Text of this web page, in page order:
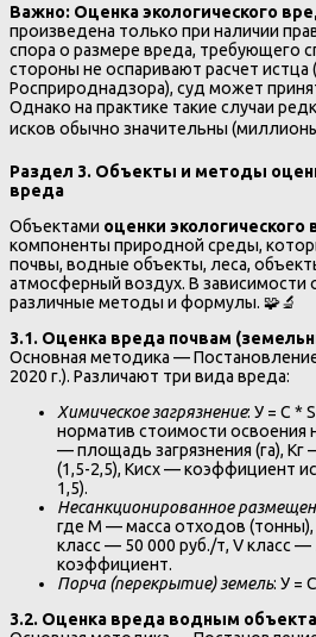
Важно: Оценка экологического
произведена только при наличии
спора о размере вреда, требующего
стороны не оспаривают расчет истца
Росприроднадзора), суд может
Однако на практике такие случаи
исков обычно значительны
Раздел 3. Объекты и методы
вреда
Объектами оценки экологического
компоненты природной среды,
почвы, водные объекты, леса,
атмосферный воздух. В зависимости
различные методы и формулы. 🧩🔬
3.1. Оценка вреда почвам
Основная методика —
2020 г.). Различают три вида вреда:
Химическое загрязнение: У = С *
норматив стоимости освоения
— площадь загрязнения (га),
(1,5-2,5), Кисх — коэффициент
1,5).
Несанкционированное
где М — масса отходов (тонны),
класс — 50 000 руб./т, V класс
коэффициент.
Порча (перекрытие) земель: У =
3.2. Оценка вреда водным